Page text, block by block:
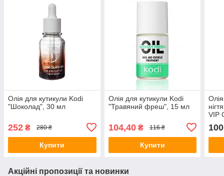
Олія для кутикули Kodi
"Шоколад", 30 мл
252 ₴ 280 ₴
Купити
Олія для кутикули Kodi
"Травяний фреш", 15 мл
104,40₴ 116 ₴
Купити
VIP
100
Акційні пропозиції та новинки